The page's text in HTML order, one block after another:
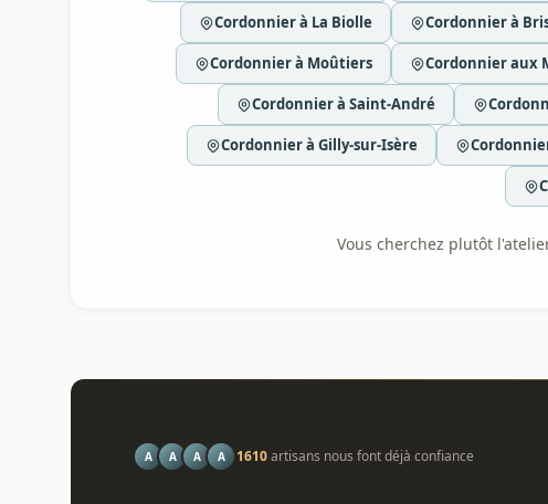
Cordonnier à La Biolle Cordonnier à
Cordonnier à Moûtiers Cordonnier aux
Cordonnier à Saint-André
Cordonnier à Gilly-sur-Isère
Vous cherchez plutôt
A A A A 1610artisans nous font déjà confiance